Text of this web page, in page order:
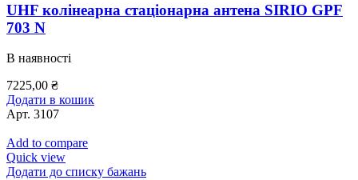
UHF колінеарна стаціонарна антена SIRIO GPF
703 N
В наявності
7225,00 ₴
Додати в кошик
Арт. 3107
Add to compare
Quick view
Додати до списку бажань